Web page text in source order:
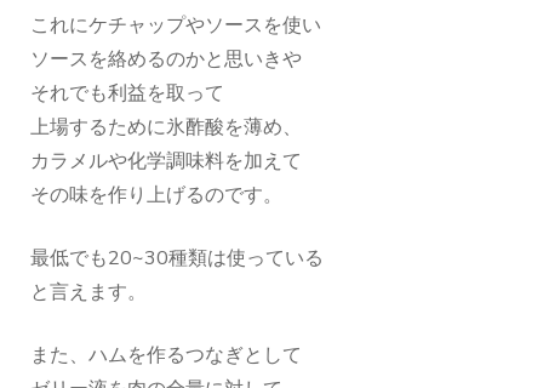
これにケチャップやソースを使い
ソースを絡めるのかと思いきや
それでも利益を取って
上場するために氷酢酸を薄め、
カラメルや化学調味料を加えて
その味を作り上げるのです。
最低でも20~30種類は使っている
と言えます。
また、ハムを作るつなぎとして